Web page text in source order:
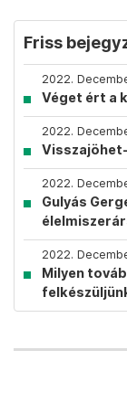
Friss
2022.
Véget ért a
2022.
2022.
Gulyás
2022.
Milyen